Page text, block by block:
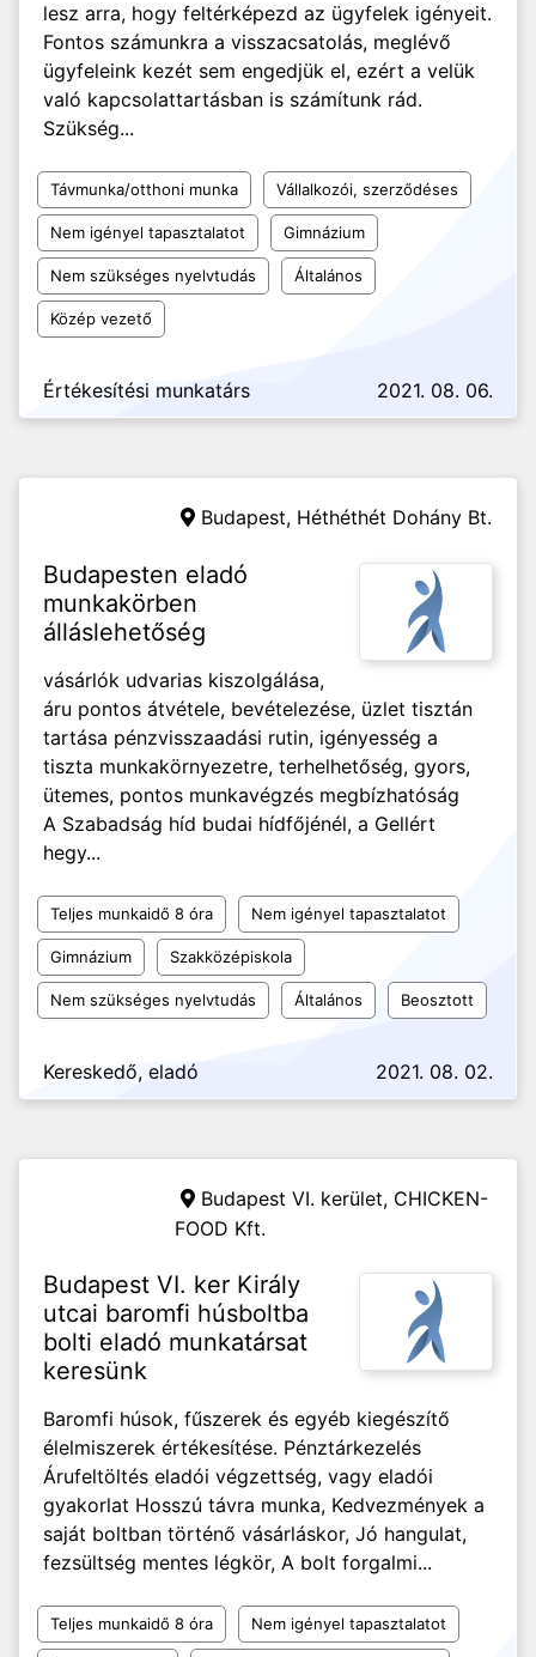
lesz arra, hogy feltérképezd az ügyfelek igényeit.
Fontos számunkra a visszacsatolás, meglévő
ügyfeleink kezét sem engedjük el, ezért a velük
való kapcsolattartásban is számítunk rád.
Szükség...
Távmunka/otthoni munka Vállalkozói, szerződéses
Nem igényel tapasztalatot Gimnázium
Nem szükséges nyelvtudás Általános
Közép vezető
Értékesítési munkatárs 2021. 08. 06.
Budapest, Héthéthét Dohány Bt.
Budapesten eladó
munkakörben
álláslehetőség
vásárlók udvarias kiszolgálása,
áru pontos átvétele, bevételezése, üzlet tisztán
tartása pénzvisszaadási rutin, igényesség a
tiszta munkakörnyezetre, terhelhetőség, gyors,
ütemes, pontos munkavégzés megbízhatóság
A Szabadság híd budai hídfőjénél, a Gellért
hegy...
Teljes munkaidő 8 óra Nem igényel tapasztalatot
Gimnázium Szakközépiskola
Nem szükséges nyelvtudás Általános Beosztott
Kereskedő, eladó 2021. 08. 02.
Budapest VI. kerület, CHICKEN-
FOOD Kft.
Budapest VI. ker Király
utcai baromfi húsboltba
bolti eladó munkatársat
keresünk
Baromfi húsok, fűszerek és egyéb kiegészítő
élelmiszerek értékesítése. Pénztárkezelés
Árufeltöltés eladói végzettség, vagy eladói
gyakorlat Hosszú távra munka, Kedvezmények a
saját boltban történő vásárláskor, Jó hangulat,
fezsültség mentes légkör, A bolt forgalmi...
Teljes munkaidő 8 óra Nem igényel tapasztalatot